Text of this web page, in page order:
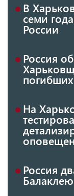
В
семи
России
Россия
На
Россия